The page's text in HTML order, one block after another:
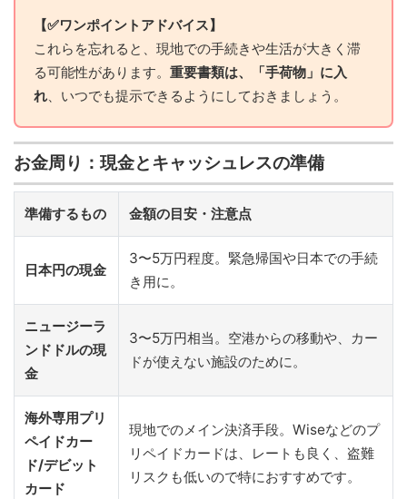
【✅ワンポイントアドバイス】
これらを忘れると、現地での手続きや生活が大きく滞
る可能性があります。 重要書類は、「手荷物」に入
れ 、いつでも提示できるようにしておきましょう。
お金周り：現金とキャッシュレスの準備
準備するもの 金額の目安・注意点
日本円の現金
3〜5万円程度。緊急帰国や日本での手続
き用に。
ニュージーラ
ンドドルの現
金
3〜5万円相当。空港からの移動や、カー
ドが使えない施設のために。
海外専用プリ
ペイドカー
ド/デビット
カード
現地でのメイン決済手段。Wiseなどのプ
リペイドカードは、レートも良く、盗難
リスクも低いので特におすすめです。